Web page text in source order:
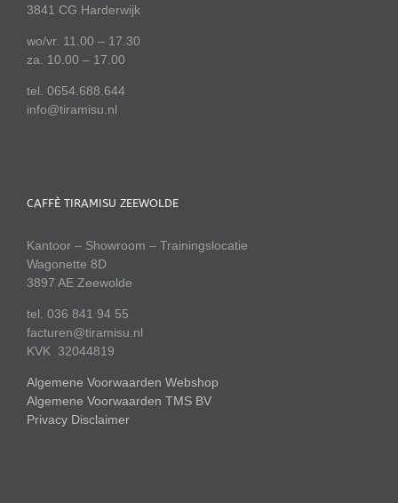
3841 CG Harderwijk
wo/vr. 11.00 – 17.30
za. 10.00 – 17.00
tel. 0654.688.644
info@tiramisu.nl
CAFFÈ TIRAMISU ZEEWOLDE
Kantoor – Showroom – Trainingslocatie
Wagonette 8D
3897 AE Zeewolde
tel. 036 841 94 55
facturen@tiramisu.nl
KVK 32044819
Algemene Voorwaarden Webshop
Algemene Voorwaarden TMS BV
Privacy Disclaimer